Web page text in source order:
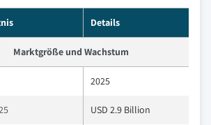
Details
Marktgröße und Wachstum
2025
USD 2.9 Billion